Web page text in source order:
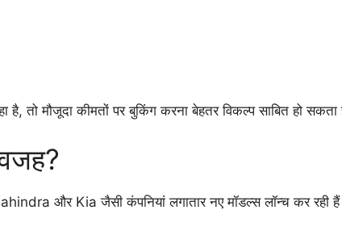
तो मौजूदा कीमतों पर बुकिंग करना बेहतर विकल्प साबित हो सकता
और Kia जैसी कंपनियां लगातार नए मॉडल्स लॉन्च कर